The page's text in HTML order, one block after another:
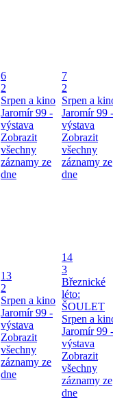
6
2
Srpen a kino
Jaromír 99 -
výstava
Zobrazit
všechny
záznamy ze
dne
7
2
Srpen a
Jaromír 99 -
výstava
Zobrazit
všechny
záznamy ze
dne
13
2
Srpen a kino
Jaromír 99 -
výstava
Zobrazit
všechny
záznamy ze
dne
14
3
Březnické
léto:
ŠOULET
Srpen a
Jaromír 99 -
výstava
Zobrazit
všechny
záznamy ze
dne